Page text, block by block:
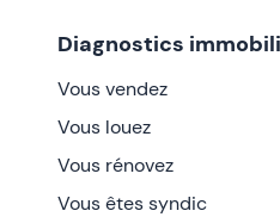
Diagnostics
Vous vendez
Vous louez
Vous rénovez
Vous êtes syndic